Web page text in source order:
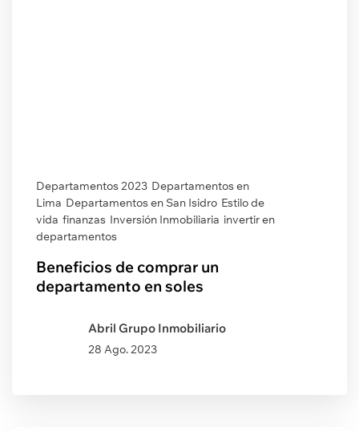
Departamentos 2023 Departamentos en
Lima Departamentos en San Isidro Estilo de
vida finanzas Inversión Inmobiliaria invertir en
departamentos
Beneficios de comprar un
departamento en soles
Abril Grupo Inmobiliario
28 Ago. 2023